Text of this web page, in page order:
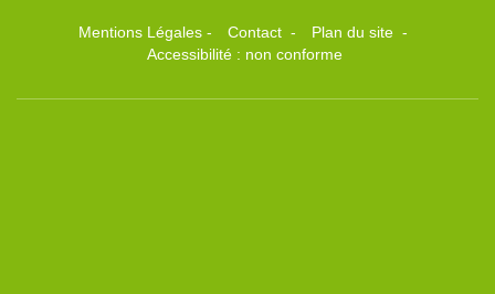
Mentions Légales- Contact - Plan du site -
Accessibilité : non conforme